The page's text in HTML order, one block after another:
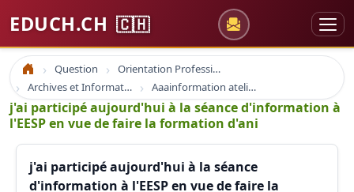
EDUCH.CH 🇨🇭
Accueil Question
Orientation Professionnelle
Archives et Informations Educh.ch
Aaainformation ateliers educh.ch
j'ai participé aujourd'hui à la séance d'information à
l'EESP en vue de faire la formation d'ani
j'ai participé aujourd'hui à la séance
d'information à l'EESP en vue de faire la